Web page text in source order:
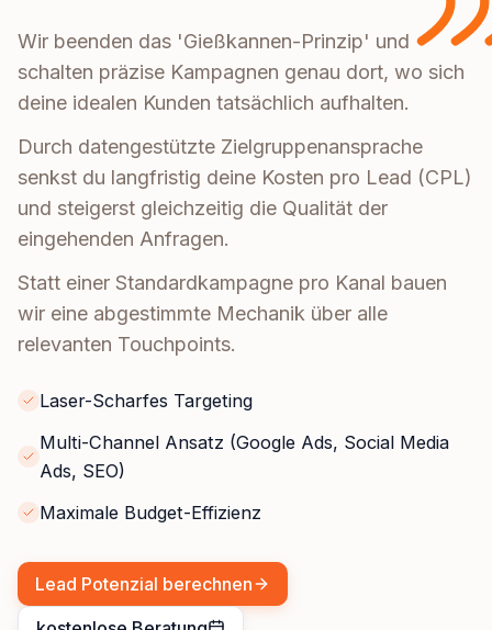
Wir beenden das 'Gießkannen-Prinzip' und
schalten präzise Kampagnen genau dort, wo sich
deine idealen Kunden tatsächlich aufhalten.
Durch datengestützte Zielgruppenansprache
senkst du langfristig deine Kosten pro Lead (CPL)
und steigerst gleichzeitig die Qualität der
eingehenden Anfragen.
Statt einer Standardkampagne pro Kanal bauen
wir eine abgestimmte Mechanik über alle
relevanten Touchpoints.
Laser-Scharfes Targeting
Multi-Channel Ansatz (Google Ads, Social Media
Ads, SEO)
Maximale Budget-Effizienz
Lead Potenzial berechnen